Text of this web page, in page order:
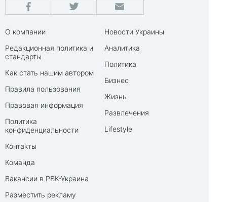
О компании
Редакционная политика и
стандарты
Как стать нашим автором
Правила пользования
Правовая информация
Политика
конфиденциальности
Контакты
Команда
Вакансии в РБК-Украина
Разместить рекламу
Новости Украины
Аналитика
Политика
Бизнес
Жизнь
Развлечения
Lifestyle